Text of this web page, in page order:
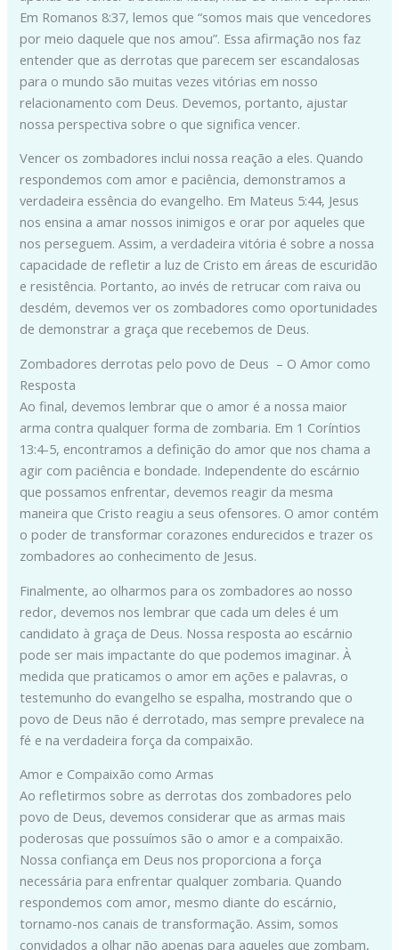
Em Romanos 8:37, lemos que “somos mais que vencedores
por meio daquele que nos amou”. Essa afirmação nos faz
entender que as derrotas que parecem ser escandalosas
para o mundo são muitas vezes vitórias em nosso
relacionamento com Deus. Devemos, portanto, ajustar
nossa perspectiva sobre o que significa vencer.
Vencer os zombadores inclui nossa reação a eles. Quando
respondemos com amor e paciência, demonstramos a
verdadeira essência do evangelho. Em Mateus 5:44, Jesus
nos ensina a amar nossos inimigos e orar por aqueles que
nos perseguem. Assim, a verdadeira vitória é sobre a nossa
capacidade de refletir a luz de Cristo em áreas de escuridão
e resistência. Portanto, ao invés de retrucar com raiva ou
desdém, devemos ver os zombadores como oportunidades
de demonstrar a graça que recebemos de Deus.
Zombadores derrotas pelo povo de Deus – O Amor como
Resposta
Ao final, devemos lembrar que o amor é a nossa maior
arma contra qualquer forma de zombaria. Em 1 Coríntios
13:4-5, encontramos a definição do amor que nos chama a
agir com paciência e bondade. Independente do escárnio
que possamos enfrentar, devemos reagir da mesma
maneira que Cristo reagiu a seus ofensores. O amor contém
o poder de transformar corazones endurecidos e trazer os
zombadores ao conhecimento de Jesus.
Finalmente, ao olharmos para os zombadores ao nosso
redor, devemos nos lembrar que cada um deles é um
candidato à graça de Deus. Nossa resposta ao escárnio
pode ser mais impactante do que podemos imaginar. À
medida que praticamos o amor em ações e palavras, o
testemunho do evangelho se espalha, mostrando que o
povo de Deus não é derrotado, mas sempre prevalece na
fé e na verdadeira força da compaixão.
Amor e Compaixão como Armas
Ao refletirmos sobre as derrotas dos zombadores pelo
povo de Deus, devemos considerar que as armas mais
poderosas que possuímos são o amor e a compaixão.
Nossa confiança em Deus nos proporciona a força
necessária para enfrentar qualquer zombaria. Quando
respondemos com amor, mesmo diante do escárnio,
tornamo-nos canais de transformação. Assim, somos
convidados a olhar não apenas para aqueles que zombam,